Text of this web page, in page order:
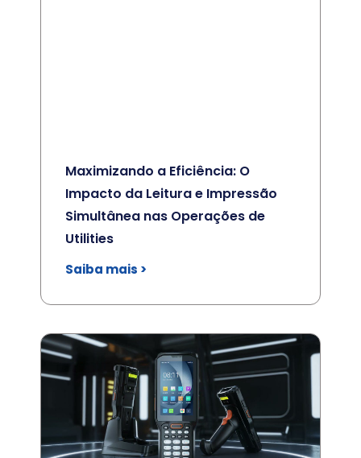
Maximizando a Eficiência: O
Impacto da Leitura e Impressão
Simultânea nas Operações de
Utilities
Saiba mais >